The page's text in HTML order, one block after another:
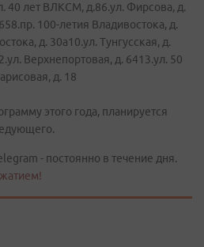
40 лет ВЛКСМ, д.86.ул. Фирсова, д.
100-летия Владивостока, д.
д. 30а10.ул. Тунгусская, д.
Верхнепортовая, д. 6413.ул. 50
д. 18
этого года, планируется
- постоянно в течение дня.